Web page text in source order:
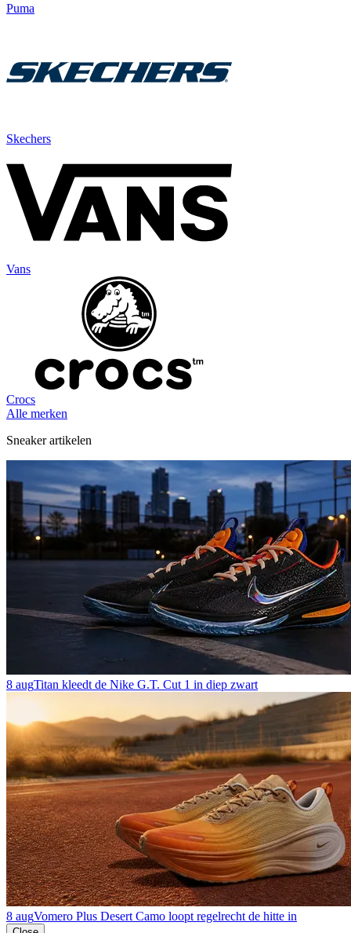
Puma
Skechers
Vans
Crocs
Alle merken
Sneaker artikelen
8 augTitan kleedt de Nike G.T. Cut 1 in diep zwart
8 augVomero Plus Desert Camo loopt regelrecht de hitte in